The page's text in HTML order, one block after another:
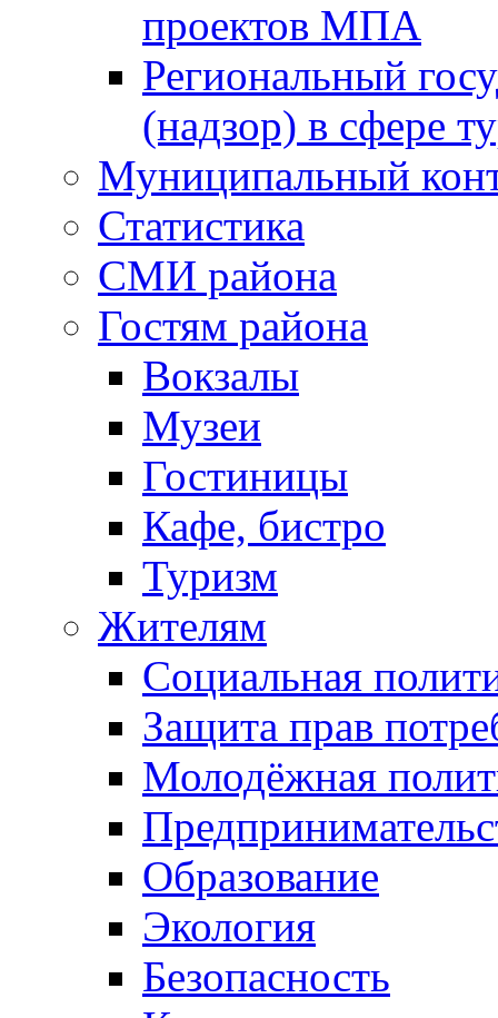
проектов МПА
Региональный
(надзор) в сфере
Муниципальный
Статистика
СМИ района
Гостям района
Вокзалы
Музеи
Гостиницы
Кафе, бистро
Туризм
Жителям
Социальная
Защита прав
Молодёжная
Образование
Экология
Безопасность